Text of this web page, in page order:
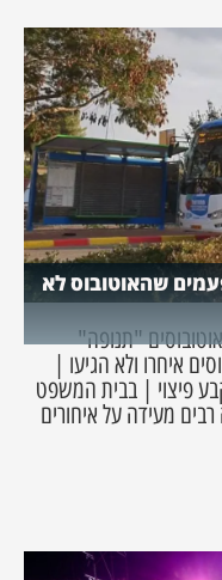
תנופה: נוסע תיעד 48 פעמים שהאוטובוס לא
"תנופה"
האוטובוסים איחרו ולא הגיעו |
ל-23 מקרים וקבע פיצוי | בבית המשפט
מעידה על איחורים